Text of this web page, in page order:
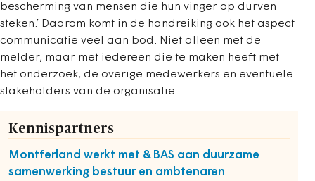
bescherming van mensen die hun vinger op durven
steken.’ Daarom komt in de handreiking ook het aspect
communicatie veel aan bod. Niet alleen met de
melder, maar met iedereen die te maken heeft met
het onderzoek, de overige medewerkers en eventuele
stakeholders van de organisatie.
Kennispartners
Montferland werkt met &BAS aan duurzame
samenwerking bestuur en ambtenaren